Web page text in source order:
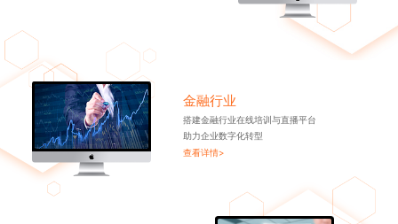
金融行业
搭建金融行业在线培训与直播平台
助力企业数字化转型
查看详情>